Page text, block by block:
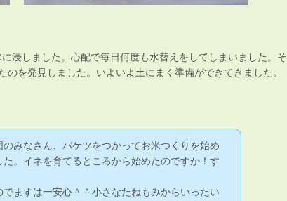
浸しました。心配で毎日何度も水替えをしてしまいました。そ
を発見しました。いよいよ土にまく準備ができてきました。
みなさん、バケツをつかってお米つくりを始め
。イネを育てるところから始めたのですか！す
ますは一安心＾＾小さなたねもみからいったい